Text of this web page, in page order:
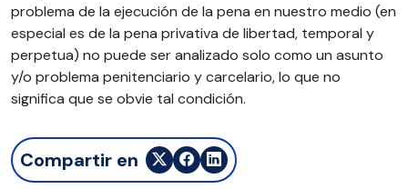
problema de la ejecución de la pena en nuestro medio (en
especial es de la pena privativa de libertad, temporal y
perpetua) no puede ser analizado solo como un asunto
y/o problema penitenciario y carcelario, lo que no
significa que se obvie tal condición.
Compartir en